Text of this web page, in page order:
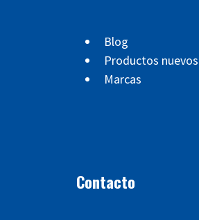
Blog
Productos nuevos
Marcas
Contacto